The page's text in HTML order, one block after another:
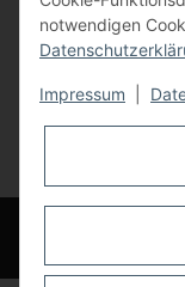
Vertrag widerrufen
* Alle Preise inkl.
© Bauer-
notwendigen
Impressum